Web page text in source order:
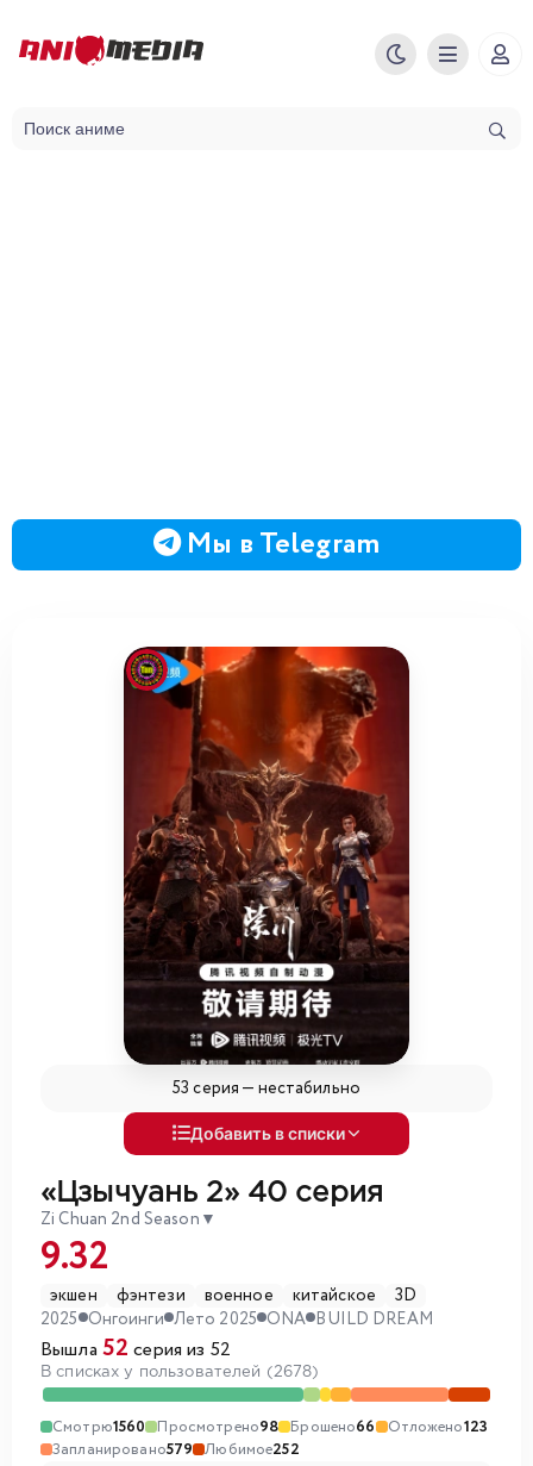
Мы в Telegram
53 серия — нестабильно
Добавить в списки
«Цзычуань 2»40 серия
Zi Chuan 2nd Season ▼
9.32
экшен фэнтези военное китайское
3D
2025 Онгоинги Лето 2025 ONA BUILD DREAM
Вышла 52 серия из 52
В списках у пользователей (2678)
Смотрю1560 Просмотрено98 Брошено66 Отложено123
Запланировано579 Любимое252